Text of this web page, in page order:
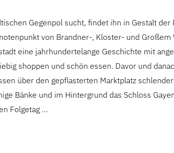
Gegenpol sucht, findet ihn in Gestalt
von Brandner-, Kloster- und
eine jahrhundertelange Geschichte mit
shoppen und schön essen. Davor und
über den gepflasterten Marktplatz
Bänke und im Hintergrund das Schloss
Folgetag …